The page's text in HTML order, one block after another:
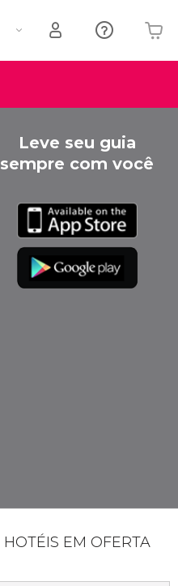
Leve seu guia
sempre com você
HOTÉIS EM OFERTA